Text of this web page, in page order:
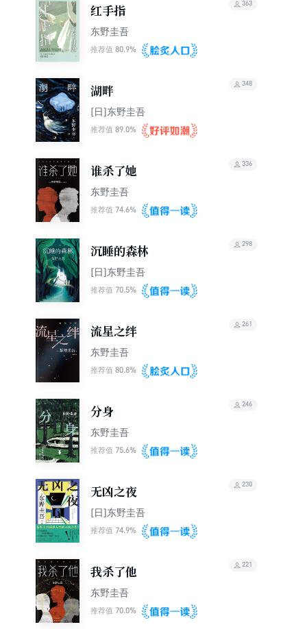
红手指
东野圭吾
推荐值 80.9%
363
湖畔
[日]东野圭吾
推荐值 89.0%
348
谁杀了她
东野圭吾
推荐值 74.6%
336
沉睡的森林
[日]东野圭吾
推荐值 70.5%
298
流星之绊
东野圭吾
推荐值 80.8%
261
分身
东野圭吾
推荐值 75.6%
246
无凶之夜
[日]东野圭吾
推荐值 74.9%
230
我杀了他
东野圭吾
推荐值 70.0%
221